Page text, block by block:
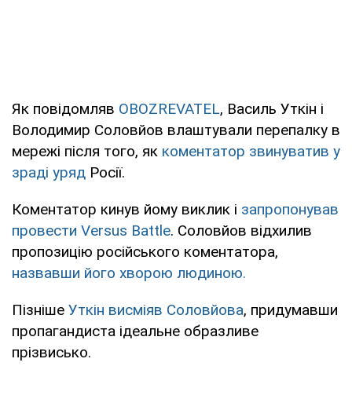
Як повідомляв OBOZREVATEL, Василь Уткін і
Володимир Соловйов влаштували перепалку в
мережі після того, як коментатор звинуватив у
зраді уряд Росії.
Коментатор кинув йому виклик і запропонував
провести Versus Battle. Соловйов відхилив
пропозицію російського коментатора,
назвавши його хворою людиною.
Пізніше Уткін висміяв Соловйова, придумавши
пропагандиста ідеальне образливе
прізвисько.